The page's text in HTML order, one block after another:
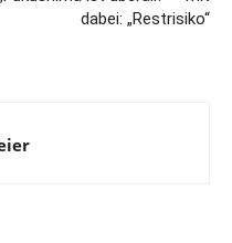
dabei: „Restrisiko“